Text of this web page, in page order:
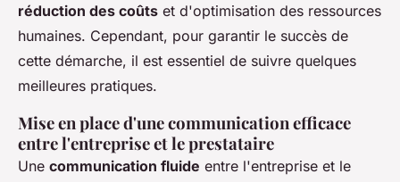
réduction des coûts et d'optimisation des ressources
humaines. Cependant, pour garantir le succès de
cette démarche, il est essentiel de suivre quelques
meilleures pratiques.
Mise en place d'une communication efficace
entre l'entreprise et le prestataire
Une communication fluide entre l'entreprise et le